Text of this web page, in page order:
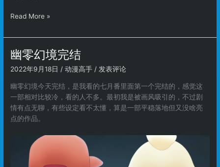
秋
笔
试
题
目
–
20220920
小
秋
招
笔
试
目
20220920
Read More »
幽零幻境完结
2022年9月18日 /动漫高手 / 发表评论
幽零幻境今天完结，是我看的七月番里面第一个完结的，感觉这
一部相对比较冷，看的人不多。最初我是被画风吸引的，不过剧
情有点无聊，有些设定看不太懂，算是一部平稳落地但又没啥亮
点的作品。